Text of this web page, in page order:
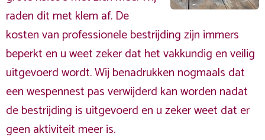
raden dit met klem af. De
kosten van professionele bestrijding zijn immers
beperkt en u weet zeker dat het vakkundig en veilig
uitgevoerd wordt. Wij benadrukken nogmaals dat
een wespennest pas verwijderd kan worden nadat
de bestrijding is uitgevoerd en u zeker weet dat er
geen aktiviteit meer is.